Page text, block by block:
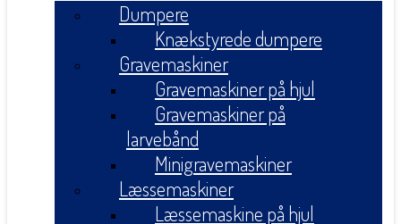
Dumpere
Knækstyrede dumpere
Gravemaskiner
Gravemaskiner på hjul
Gravemaskiner på
larvebånd
Minigravemaskiner
Læssemaskiner
Læssemaskine på hjul